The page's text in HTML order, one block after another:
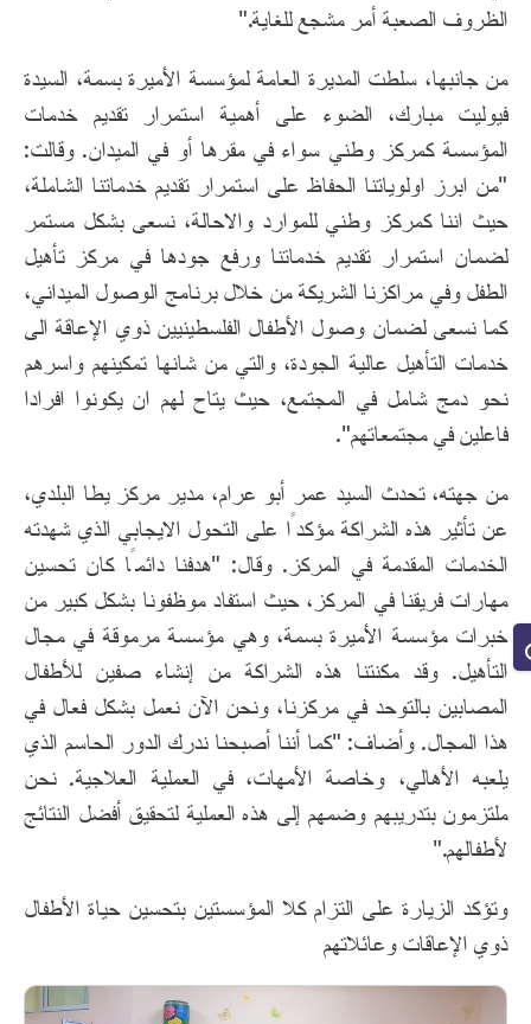
الظروف الصعبة أمر مشجع للغاية."
من جانبها، سلطت المديرة العامة لمؤسسة الأميرة بسمة، السيدة
فيوليت مبارك، الضوء على أهمية استمرار تقديم خدمات
المؤسسة كمركز وطني سواء في مقرها أو في الميدان. وقالت:
"من ابرز اولوياتنا الحفاظ على استمرار تقديم خدماتنا الشاملة،
حيث اننا كمركز وطني للموارد والاحالة، نسعى بشكل مستمر
لضمان استمرار تقديم خدماتنا ورفع جودها في مركز تأهيل
الطفل وفي مراكزنا الشريكة من خلال برنامج الوصول الميداني،
كما نسعى لضمان وصول الأطفال الفلسطينيين ذوي الإعاقة الى
خدمات التأهيل عالية الجودة، والتي من شانها تمكينهم واسرهم
نحو دمج شامل في المجتمع، حيث يتاح لهم ان يكونوا افرادا
فاعلين في مجتمعاتهم".
من جهته، تحدث السيد عمر أبو عرام، مدير مركز يطا البلدي،
عن تأثير هذه الشراكة مؤكدًا على التحول الايجابي الذي شهدته
الخدمات المقدمة في المركز. وقال: "هدفنا دائمًا كان تحسين
مهارات فريقنا في المركز، حيث استفاد موظفونا بشكل كبير من
خبرات مؤسسة الأميرة بسمة، وهي مؤسسة مرموقة في مجال
التأهيل. وقد مكنتنا هذه الشراكة من إنشاء صفين للأطفال
المصابين بالتوحد في مركزنا، ونحن الآن نعمل بشكل فعال في
هذا المجال. وأضاف: "كما أننا أصبحنا ندرك الدور الحاسم الذي
يلعبه الأهالي، وخاصة الأمهات، في العملية العلاجية. نحن
ملتزمون بتدريبهم وضمهم إلى هذه العملية لتحقيق أفضل النتائج
لأطفالهم."
وتؤكد الزيارة على التزام كلا المؤسستين بتحسين حياة الأطفال
ذوي الإعاقات وعائلاتهم